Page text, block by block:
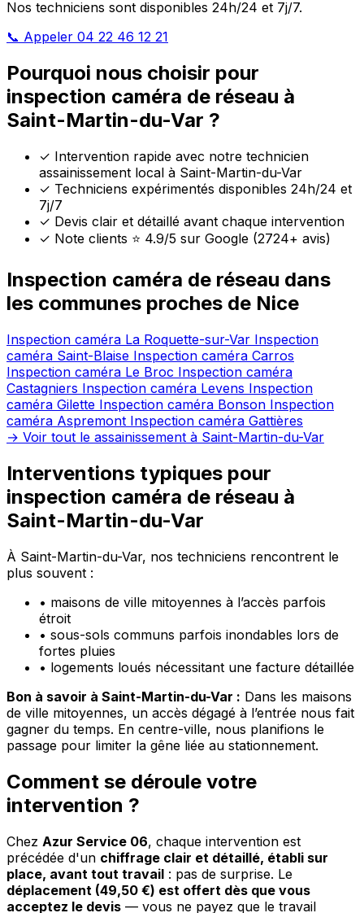
Nos techniciens sont disponibles 24h/24 et 7j/7.
📞 Appeler 04 22 46 12 21
Pourquoi nous choisir pour
inspection caméra de réseau à
Saint-Martin-du-Var ?
✓ Intervention rapide avec notre technicien
assainissement local à Saint-Martin-du-Var
✓ Techniciens expérimentés disponibles 24h/24 et
7j/7
✓ Devis clair et détaillé avant chaque intervention
✓ Note clients ⭐ 4.9/5 sur Google (2724+ avis)
Inspection caméra de réseau dans
les communes proches de Nice
Inspection caméra La Roquette-sur-Var Inspection
caméra Saint-Blaise Inspection caméra Carros
Inspection caméra Le Broc Inspection caméra
Castagniers Inspection caméra Levens Inspection
caméra Gilette Inspection caméra Bonson Inspection
caméra Aspremont Inspection caméra Gattières
→ Voir tout le assainissement à Saint-Martin-du-Var
Interventions typiques pour
inspection caméra de réseau à
Saint-Martin-du-Var
À Saint-Martin-du-Var, nos techniciens rencontrent le
plus souvent :
• maisons de ville mitoyennes à l’accès parfois
étroit
• sous-sols communs parfois inondables lors de
fortes pluies
• logements loués nécessitant une facture détaillée
Bon à savoir à Saint-Martin-du-Var : Dans les maisons
de ville mitoyennes, un accès dégagé à l’entrée nous fait
gagner du temps. En centre-ville, nous planifions le
passage pour limiter la gêne liée au stationnement.
Comment se déroule votre
intervention ?
Chez Azur Service 06, chaque intervention est
précédée d'un chiffrage clair et détaillé, établi sur
place, avant tout travail : pas de surprise. Le
déplacement (49,50 €) est offert dès que vous
acceptez le devis — vous ne payez que le travail